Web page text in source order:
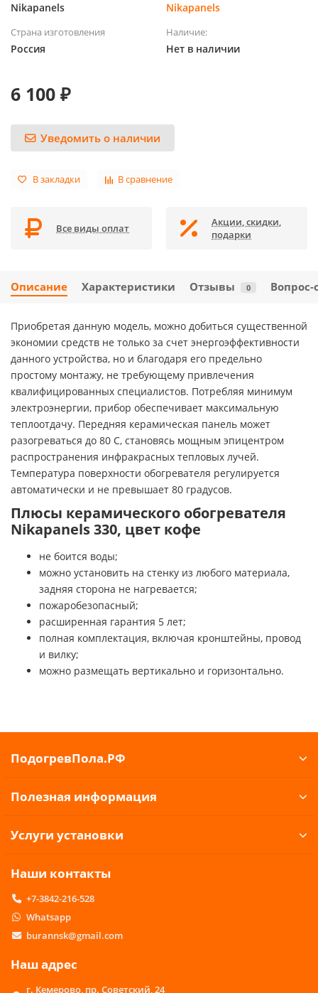
Nikapanels Nikapanels
Страна изготовления
Россия
Наличие:
Нет в наличии
6 100 ₽
Уведомить о наличии
В закладки В сравнение
Все виды оплат
Акции, скидки,
подарки
Описание Характеристики Отзывы 0 Вопрос-
Приобретая данную модель, можно добиться существенной
экономии средств не только за счет энергоэффективности
данного устройства, но и благодаря его предельно
простому монтажу, не требующему привлечения
квалифицированных специалистов. Потребляя минимум
электроэнергии, прибор обеспечивает максимальную
теплоотдачу. Передняя керамическая панель может
разогреваться до 80 С, становясь мощным эпицентром
распространения инфракрасных тепловых лучей.
Температура поверхности обогревателя регулируется
автоматически и не превышает 80 градусов.
Плюсы керамического обогревателя
Nikapanels 330, цвет кофе
не боится воды;
можно установить на стенку из любого материала,
задняя сторона не нагревается;
пожаробезопасный;
расширенная гарантия 5 лет;
полная комплектация, включая кронштейны, провод
и вилку;
можно размещать вертикально и горизонтально.
ПодогревПола.РФ
Полезная информация
Услуги установки
Наши контакты
+7-3842-216-528
Whatsapp
burannsk@gmail.com
Наш адрес
г. Кемерово, пр. Советский, 24